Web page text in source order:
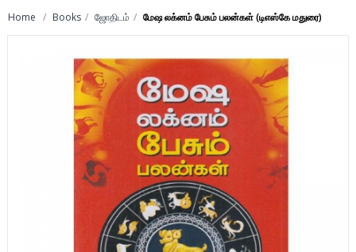
Home Books ஜோதிடம் மேஷ லக்னம் பேசும் பலன்கள் (டிஎஸ்கே மதுரை)